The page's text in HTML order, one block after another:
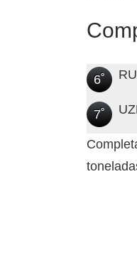
6˚
7˚